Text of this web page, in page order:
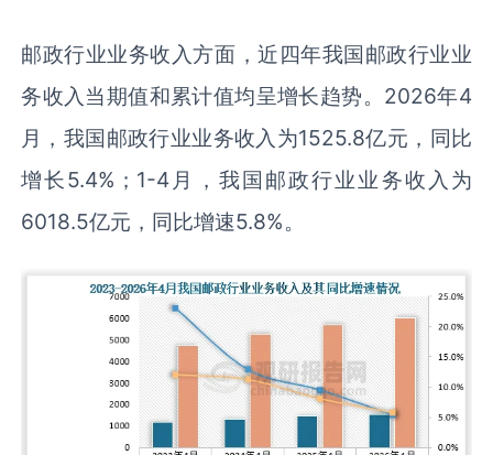
邮政行业业务收入方面，近四年我国邮政行业业
务收入当期值和累计值均呈增长趋势。2026年4
月，我国邮政行业业务收入为1525.8亿元，同比
增长5.4%；1-4月，我国邮政行业业务收入为
6018.5亿元，同比增速5.8%。